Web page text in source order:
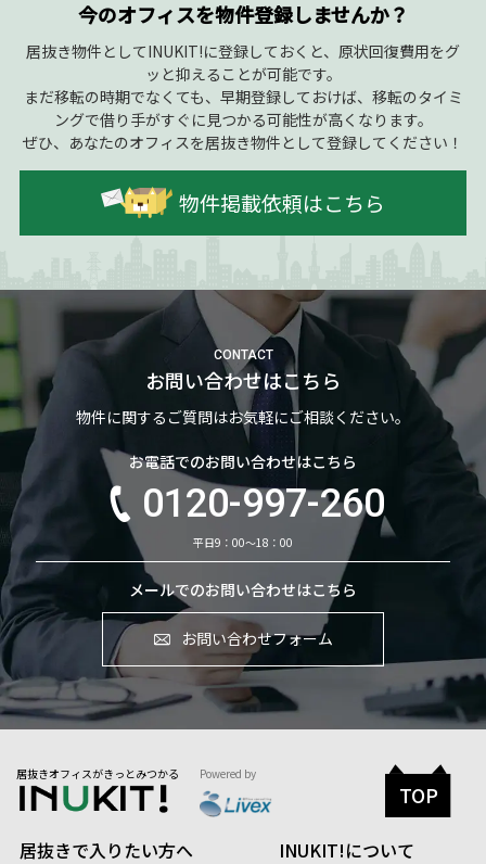
今のオフィスを物件登録しませんか？
居抜き物件としてINUKIT!に登録しておくと、原状回復費用をグ
ッと抑えることが可能です。
まだ移転の時期でなくても、早期登録しておけば、移転のタイミ
ングで借り手がすぐに見つかる可能性が高くなります。
ぜひ、あなたのオフィスを居抜き物件として登録してください！
物件掲載依頼はこちら
CONTACT
お問い合わせはこちら
物件に関するご質問はお気軽にご相談ください。
お電話でのお問い合わせはこちら
0120-997-260
平日9：00～18：00
メールでのお問い合わせはこちら
お問い合わせフォーム
居抜きオフィスがきっとみつかる Powered by
居抜きで入りたい方へ
INUKIT!について
TOP